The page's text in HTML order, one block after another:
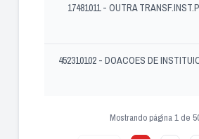
17481011 - OUTRA
452310102 - DOACOES DE
Mostrando página 1 de